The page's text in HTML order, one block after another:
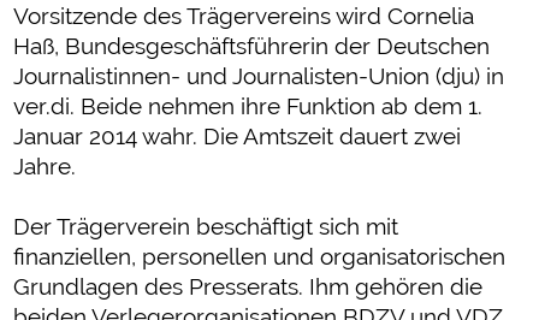
Vorsitzende des Trägervereins wird Cornelia
Haß, Bundesgeschäftsführerin der Deutschen
Journalistinnen- und Journalisten-Union (dju) in
ver.di. Beide nehmen ihre Funktion ab dem 1.
Januar 2014 wahr. Die Amtszeit dauert zwei
Jahre.
Der Trägerverein beschäftigt sich mit
finanziellen, personellen und organisatorischen
Grundlagen des Presserats. Ihm gehören die